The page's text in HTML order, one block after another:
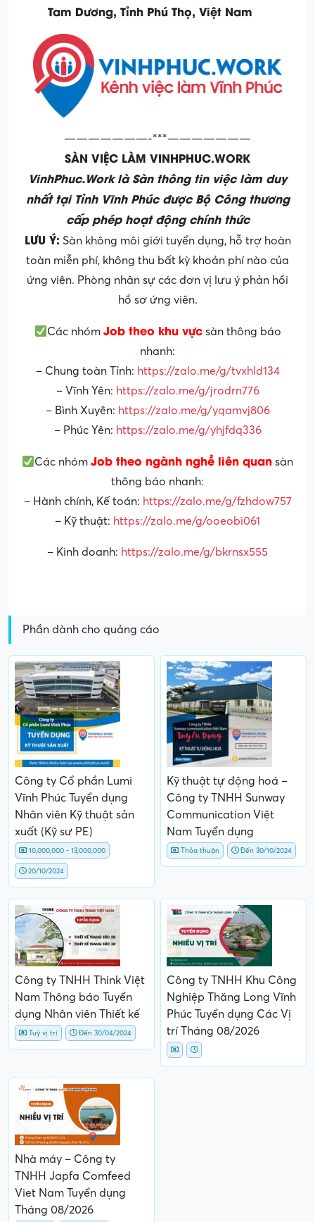
Tam Dương, Tỉnh Phú Thọ, Việt Nam
———————-***———————
SÀN VIỆC LÀM VINHPHUC.WORK
VinhPhuc.Work là Sàn thông tin việc làm duy
nhất tại Tỉnh Vĩnh Phúc được Bộ Công thương
cấp phép hoạt động chính thức
LƯU Ý: Sàn không môi giới tuyển dụng, hỗ trợ hoàn
toàn miễn phí, không thu bất kỳ khoản phí nào của
ứng viên. Phòng nhân sự các đơn vị lưu ý phản hồi
hồ sơ ứng viên.
Các nhóm Job theo khu vựcsàn thông báo
nhanh:
– Chung toàn Tỉnh: https://zalo.me/g/tvxhld134
– Vĩnh Yên: https://zalo.me/g/jrodrn776
– Bình Xuyên: https://zalo.me/g/yqamvj806
– Phúc Yên: https://zalo.me/g/yhjfdq336
Các nhómJob theo ngành nghề liên quan sàn
thông báo nhanh:
– Hành chính, Kế toán: https://zalo.me/g/fzhdow757
– Kỹ thuật: https://zalo.me/g/ooeobi061
– Kinh doanh: https://zalo.me/g/bkrnsx555
Phần dành cho quảng cáo
Công ty Cổ phần Lumi
Vĩnh Phúc Tuyển dụng
Nhân viên Kỹ thuật sản
xuất (Kỹ sư PE)
10,000,000 - 13,000,000
20/10/2024
Kỹ thuật tự động hoá –
Công ty TNHH Sunway
Communication Việt
Nam Tuyển dụng
Thỏa thuận Đến 30/10/2024
Công ty TNHH Think Việt
Nam Thông báo Tuyển
dụng Nhân viên Thiết kế
Tuỳ vị trí Đến 30/04/2024
Công ty TNHH Khu Công
Nghiệp Thăng Long Vĩnh
Phúc Tuyển dụng Các Vị
trí Tháng 08/2026
Nhà máy – Công ty
TNHH Japfa Comfeed
Viet Nam Tuyển dụng
Tháng 08/2026